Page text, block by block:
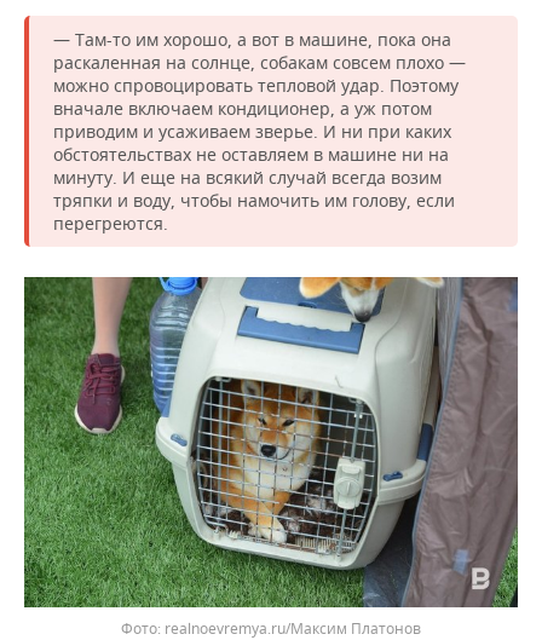
— Там-то им хорошо, а вот в машине, пока она
раскаленная на солнце, собакам совсем плохо —
можно спровоцировать тепловой удар. Поэтому
вначале включаем кондиционер, а уж потом
приводим и усаживаем зверье. И ни при каких
обстоятельствах не оставляем в машине ни на
минуту. И еще на всякий случай всегда возим
тряпки и воду, чтобы намочить им голову, если
перегреются.
realnoevremya.ru/Максим Платонов